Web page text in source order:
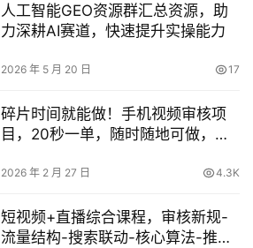
人工智能GEO资源群汇总资源，助
力深耕AI赛道，快速提升实操能力
2026 年 5 月 20 日 17
碎片时间就能做！手机视频审核项
目，20秒一单，随时随地可做，单
2026 年 2 月 27 日 4.3K
短视频+直播综合课程，审核新规-
流量结构-搜索联动-核心算法-推流